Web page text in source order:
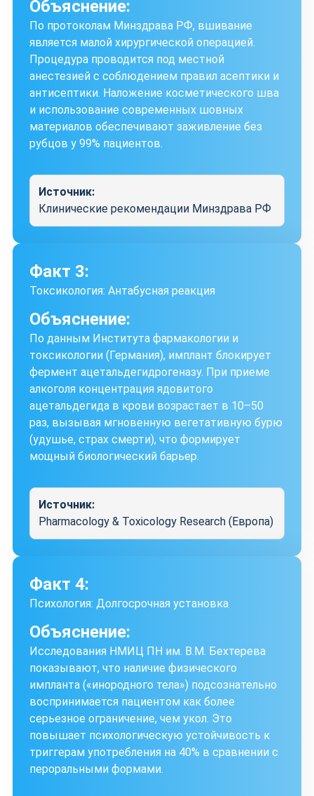
Объяснение:
По протоколам Минздрава РФ, вшивание
является малой хирургической операцией.
Процедура проводится под местной
анестезией с соблюдением правил асептики и
антисептики. Наложение косметического шва
и использование современных шовных
материалов обеспечивают заживление без
рубцов у 99% пациентов.
Источник:
Клинические рекомендации Минздрава РФ
Факт 3:
Токсикология: Антабусная реакция
Объяснение:
По данным Института фармакологии и
токсикологии (Германия), имплант блокирует
фермент ацетальдегидрогеназу. При приеме
алкоголя концентрация ядовитого
ацетальдегида в крови возрастает в 10–50
раз, вызывая мгновенную вегетативную бурю
(удушье, страх смерти), что формирует
мощный биологический барьер.
Источник:
Pharmacology & Toxicology Research (Европа)
Факт 4:
Психология: Долгосрочная установка
Объяснение:
Исследования НМИЦ ПН им. В.М. Бехтерева
показывают, что наличие физического
импланта («инородного тела») подсознательно
воспринимается пациентом как более
серьезное ограничение, чем укол. Это
повышает психологическую устойчивость к
триггерам употребления на 40% в сравнении с
пероральными формами.